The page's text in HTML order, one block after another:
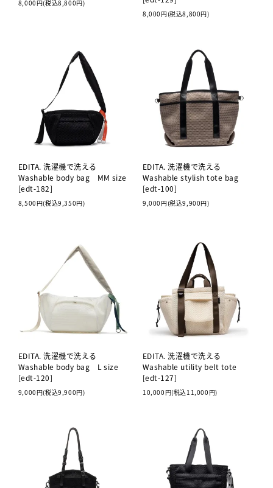
8,000円(税込8,800円)
8,000円(税込8,800円)
EDITA. 洗濯機で洗える
Washable body bag MM size
[edt-182]
8,500円(税込9,350円)
EDITA. 洗濯機で洗える
Washable stylish tote bag
[edt-100]
9,000円(税込9,900円)
EDITA. 洗濯機で洗える
Washable body bag L size
[edt-120]
9,000円(税込9,900円)
EDITA. 洗濯機で洗える
Washable utility belt tote
[edt-127]
10,000円(税込11,000円)